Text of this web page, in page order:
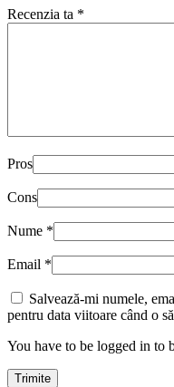
Recenzia ta *
Pros
Cons
Nume *
Email *
Salvează-mi numele,
pentru data viitoare când o
You have to be logged in to